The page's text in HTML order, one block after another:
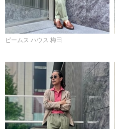
ビームス ハウス 梅田